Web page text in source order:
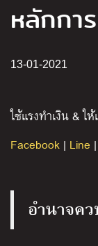
หลักกา
13-01-2021
ใช้แรงทำเงิน & ใ
Facebook | Line |
อำนาจค